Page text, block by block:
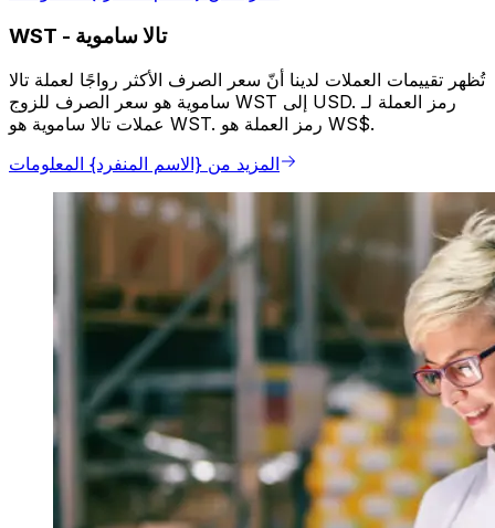
WST - تالا ساموية
تُظهر تقييمات العملات لدينا أنّ سعر الصرف الأكثر رواجًا لعملة تالا
ساموية هو سعر الصرف للزوج WST إلى USD. رمز العملة لـ
عملات تالا ساموية هو WST. رمز العملة هو WS$.
المزيد من {الاسم المنفرد} المعلومات